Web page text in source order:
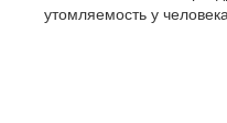
утомляемость у